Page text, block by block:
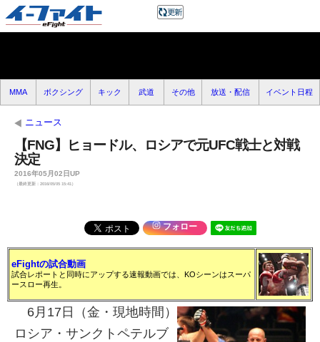
MMA ボクシング キック 武道 その他 放送・配信 イベント日程
ニュース
【FNG】ヒョードル、ロシアで元UFC戦士と対戦
決定
2016年05月02日UP
（最終更新：2016/05/05 15:41）
フォロー
eFightの試合動画
試合レポートと同時にアップする速報動画では、KOシーンはスーパ
ースロー再生。
6月17日（金・現地時間）
ロシア・サンクトペテルブ